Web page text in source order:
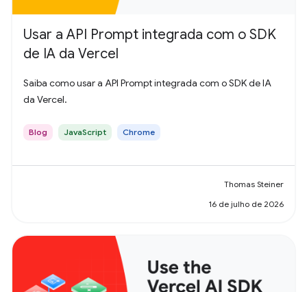
Usar a API Prompt integrada com o SDK
de IA da Vercel
Saiba como usar a API Prompt integrada com o SDK de IA
da Vercel.
Blog JavaScript Chrome
Thomas Steiner
16 de julho de 2026